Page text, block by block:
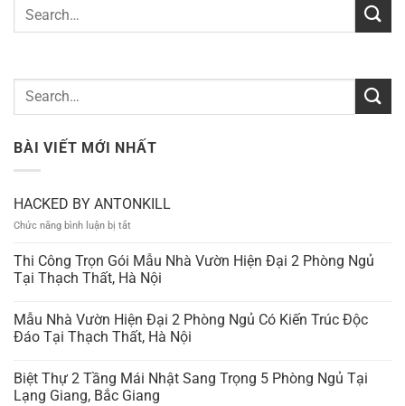
BÀI VIẾT MỚI NHẤT
HACKED BY ANTONKILL
Chức năng bình luận bị tắt
BY
ANTONKILL
Thi Công Trọn Gói Mẫu Nhà Vườn Hiện Đại 2 Phòng Ngủ
Tại Thạch Thất, Hà Nội
Mẫu Nhà Vườn Hiện Đại 2 Phòng Ngủ Có Kiến Trúc Độc
Đáo Tại Thạch Thất, Hà Nội
Biệt Thự 2 Tầng Mái Nhật Sang Trọng 5 Phòng Ngủ Tại
Lạng Giang, Bắc Giang